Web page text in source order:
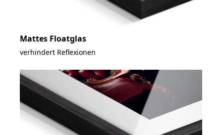
Mattes Floatglas
verhindert Reflexionen